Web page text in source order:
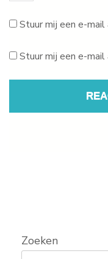
Stuur mij een e-
Stuur mij een e-
Zoeken